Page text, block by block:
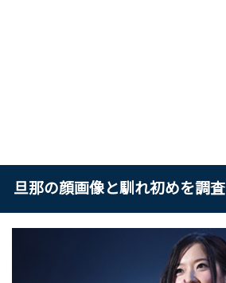
旦那の顔画像と馴れ初めを調査